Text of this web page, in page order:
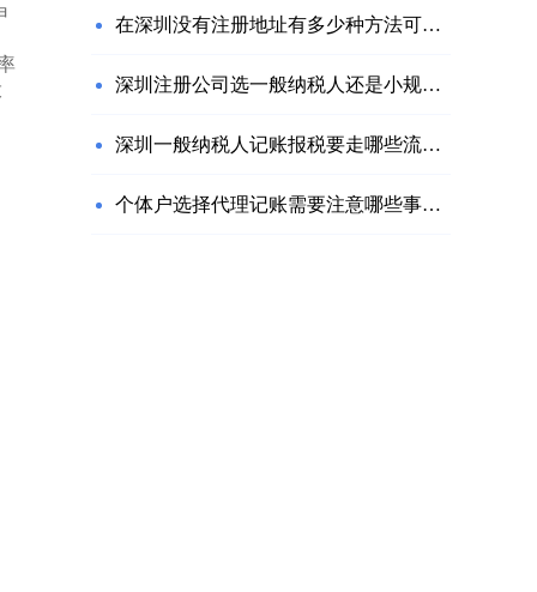
在深圳没有注册地址有多少种方法可以解决？
深圳注册公司选一般纳税人还是小规模？
深圳一般纳税人记账报税要走哪些流程？
个体户选择代理记账需要注意哪些事项？